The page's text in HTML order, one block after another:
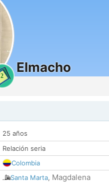
2
Elmacho
25 años
Relación seria
Colombia
Santa Marta, Magdalena